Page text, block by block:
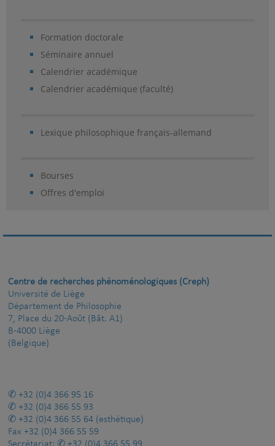
Formation doctorale
Séminaire annuel
Calendrier académique
Calendrier académique (faculté)
Lexique philosophique français-allemand
Bourses
Offres d'emploi
Centre de recherches phénoménologiques (Creph)
Université de Liège
Département de Philosophie
7, Place du 20-Août (Bât. A1)
B-4000 Liège
(Belgique)
+32 (0)4 366 95 16
+32 (0)4 366 55 93
+32 (0)4 366 55 64 (esthétique)
Fax +32 (0)4 366 55 59